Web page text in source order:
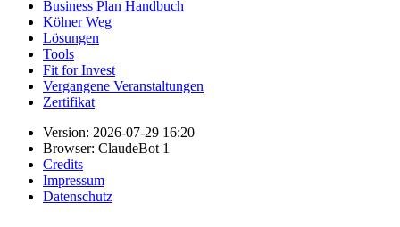
Business Plan Handbuch
Kölner Weg
Lösungen
Tools
Fit for Invest
Vergangene Veranstaltungen
Zertifikat
Version: 2026-07-29 16:20
Browser: ClaudeBot 1
Credits
Impressum
Datenschutz